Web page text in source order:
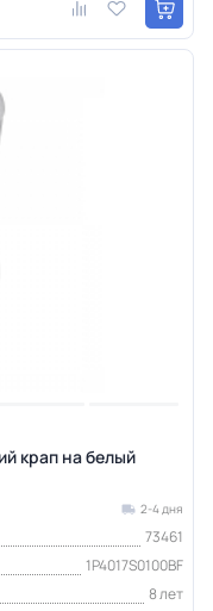
крап на белый
2-4 дня
73461
1P4017S0100BF
8 лет